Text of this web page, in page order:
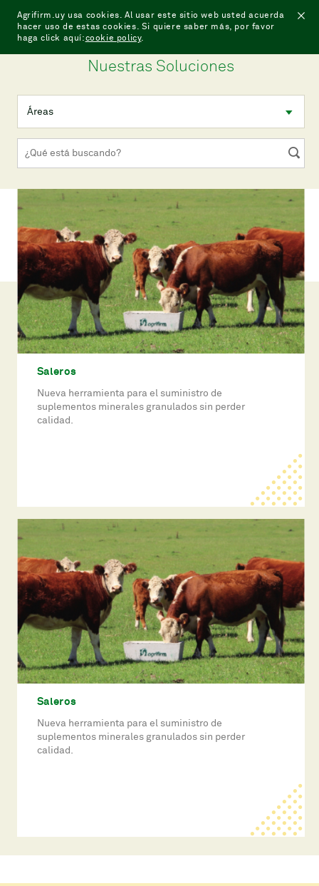
Agrifirm.uy usa cookies. Al usar este sitio web usted acuerda
hacer uso de estas cookies. Si quiere saber más, por favor
haga click aquí:cookie policy.
Nuestras Soluciones
Áreas
Saleros
Nueva herramienta para el suministro de
suplementos minerales granulados sin perder
calidad.
Saleros
Nueva herramienta para el suministro de
suplementos minerales granulados sin perder
calidad.